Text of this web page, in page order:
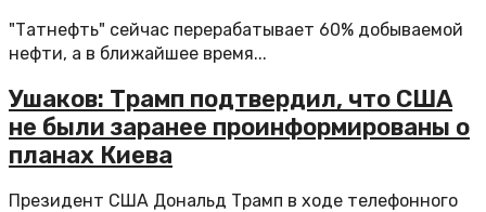
"Татнефть" сейчас перерабатывает 60% добываемой
нефти, а в ближайшее время...
Ушаков: Трамп подтвердил, что США
не были заранее проинформированы о
планах Киева
Президент США Дональд Трамп в ходе телефонного